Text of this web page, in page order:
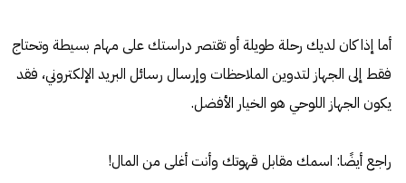
أما إذا كان لديك رحلة طويلة أو تقتصر دراستك على مهام بسيطة وتحتاج
فقط إلى الجهاز لتدوين الملاحظات وإرسال رسائل البريد الإلكتروني، فقد
يكون الجهاز اللوحي هو الخيار الأفضل.
راجع أيضًا: اسمك مقابل قهوتك وأنت أغلى من المال!